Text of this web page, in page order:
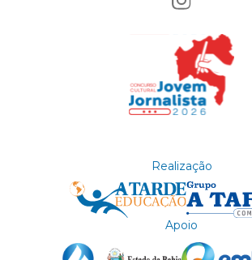
Realização
Apoio